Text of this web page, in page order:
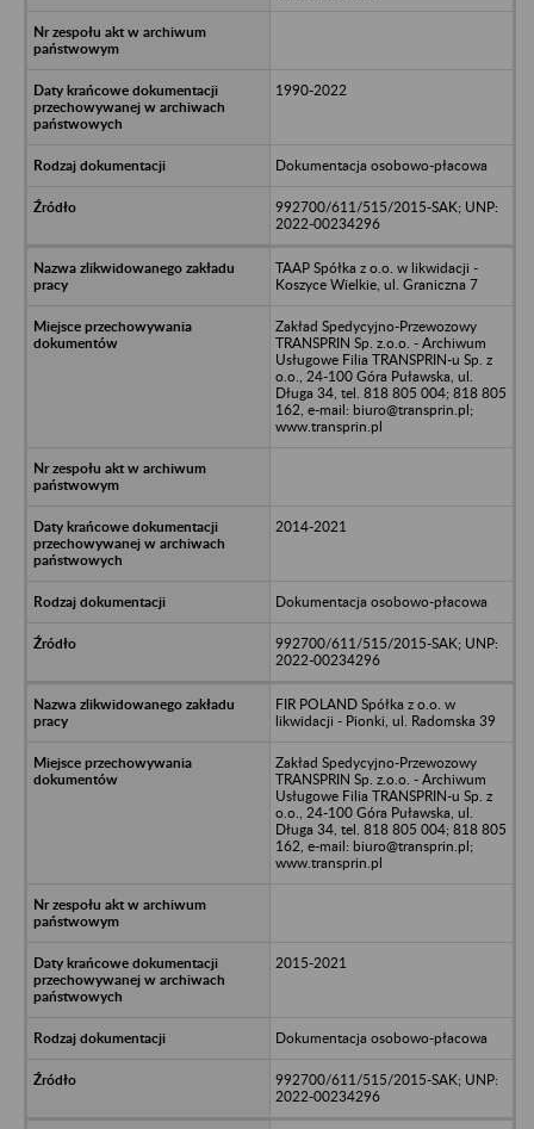
1990-2022
Dokumentacja osobowo-płacowa
992700/611/515/2015-SAK; UNP:
2022-00234296
TAAP Spółka z o.o. w likwidacji -
Koszyce Wielkie, ul. Graniczna 7
Zakład Spedycyjno-Przewozowy
TRANSPRIN Sp. z.o.o. - Archiwum
Usługowe Filia TRANSPRIN-u Sp. z
o.o., 24-100 Góra Puławska, ul.
Długa 34, tel. 818 805 004; 818 805
162, e-mail: biuro@transprin.pl;
www.transprin.pl
2014-2021
Dokumentacja osobowo-płacowa
992700/611/515/2015-SAK; UNP:
2022-00234296
FIR POLAND Spółka z o.o. w
likwidacji - Pionki, ul. Radomska 39
Zakład Spedycyjno-Przewozowy
TRANSPRIN Sp. z.o.o. - Archiwum
Usługowe Filia TRANSPRIN-u Sp. z
o.o., 24-100 Góra Puławska, ul.
Długa 34, tel. 818 805 004; 818 805
162, e-mail: biuro@transprin.pl;
www.transprin.pl
2015-2021
Dokumentacja osobowo-płacowa
992700/611/515/2015-SAK; UNP:
2022-00234296